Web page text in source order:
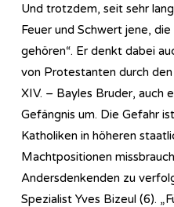
Und trotzdem, seit sehr
Feuer und Schwert jene,
gehören“. Er denkt dabei
von Protestanten durch
XIV. – Bayles Bruder, auch
Gefängnis um. Die Gefahr
Katholiken in höheren
Machtpositionen
Andersdenkenden zu
Spezialist Yves Bizeul (6).